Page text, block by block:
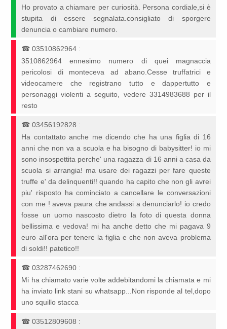
Ho provato a chiamare per curiosità. Persona cordiale,si è
stupita di essere segnalata.consigliato di sporgere
denuncia o cambiare numero.
☎03510862964 :
3510862964 ennesimo numero di quei magnaccia
pericolosi di monteceva ad abano.Cesse truffatrici e
videocamere che registrano tutto e dappertutto e
personaggi violenti a seguito, vedere 3314983688 per il
resto
☎03456192828 :
Ha contattato anche me dicendo che ha una figlia di 16
anni che non va a scuola e ha bisogno di babysitter! io mi
sono insospettita perche' una ragazza di 16 anni a casa da
scuola si arrangia! ma usare dei ragazzi per fare queste
truffe e' da delinquenti!! quando ha capito che non gli avrei
piu' risposto ha cominciato a cancellare le conversazioni
con me ! aveva paura che andassi a denunciarlo! io credo
fosse un uomo nascosto dietro la foto di questa donna
bellissima e vedova! mi ha anche detto che mi pagava 9
euro all'ora per tenere la figlia e che non aveva problema
di soldi!! patetico!!
☎03287462690 :
Mi ha chiamato varie volte addebitandomi la chiamata e mi
ha inviato link stani su whatsapp...Non risponde al tel,dopo
uno squillo stacca
☎03512809608 :